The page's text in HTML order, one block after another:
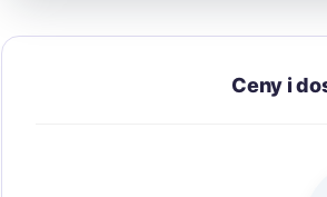
Ceny i